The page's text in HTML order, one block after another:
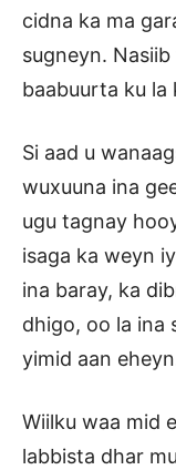
cidna ka ma
sugneyn.
baabuurta ku la
Si aad u
wuxuuna ina
ugu tagnay
isaga ka weyn
ina baray, ka
dhigo, oo la ina
yimid aan
Wiilku waa mid
labbista dhar